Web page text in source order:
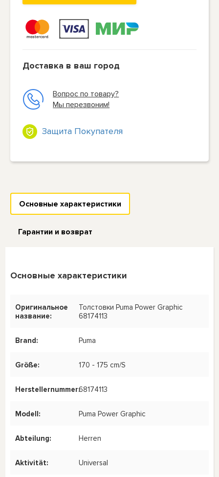
Доставка в ваш город
Вопрос по товару?
Мы перезвоним!
Защита Покупателя
Основные характеристики
Гарантии и возврат
Основные характеристики
Оригинальное
название:
Толстовки Puma Power Graphic
68174113
Brand: Puma
Größe: 170 - 175 cm/S
Herstellernummer:68174113
Modell: Puma Power Graphic
Abteilung: Herren
Aktivität: Universal